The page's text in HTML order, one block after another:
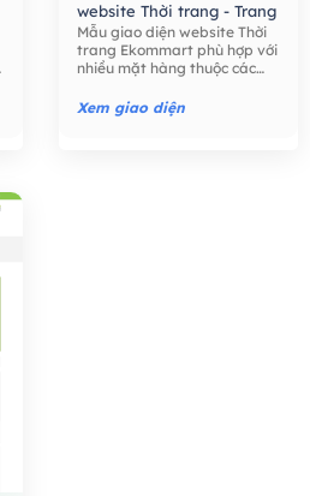
website Thời trang - Trang
Sức,Mẫu giao diện
website Bán hàng -
Thương mại điện tử,
Mẫu giao diện website Thời
trang Ekommart phù hợp với
nhiều mặt hàng thuộc các
thực phẩm, công nghệ, đồ
chơi trẻ em, đồng hồ, …
Xem giao diện